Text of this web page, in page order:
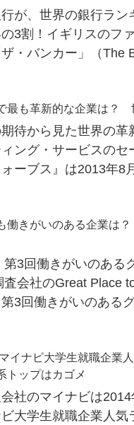
が、世界の銀行ラ
3割！イギリスのフ
・バンカー」（The
最も革新的な企業は？
待から見た世界の
ング・サービスの
ーブス』は2013年8
働きがいのある企業は
3回働きがいのある
査会社のGreat Place
第3回働きがいのある
イナビ大学生就職企業
トップはカゴメ
社のマイナビは
大学生就職企業人